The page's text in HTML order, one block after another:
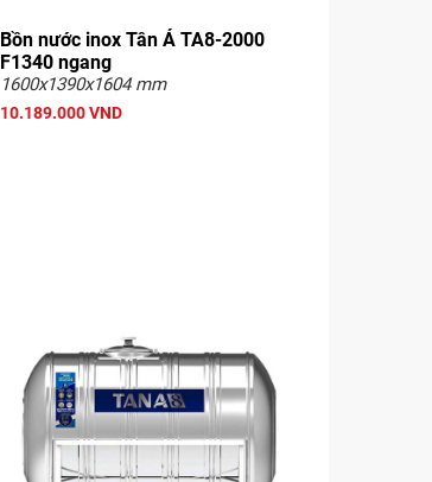
Bồn nước inox Tân Á TA8-2000
F1340 ngang
1600x1390x1604 mm
10.189.000 VND